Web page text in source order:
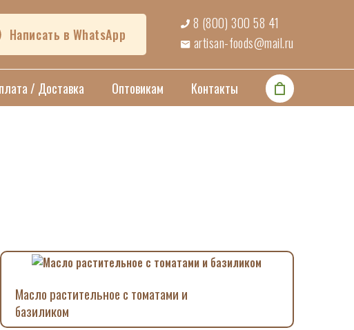
Написать в WhatsApp
8 (800) 300 58 41
artisan-foods@mail.ru
/ Доставка Оптовикам Контакты
Масло растительное с томатами и
базиликом